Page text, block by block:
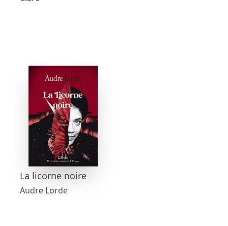
La licorne noire
Audre Lorde